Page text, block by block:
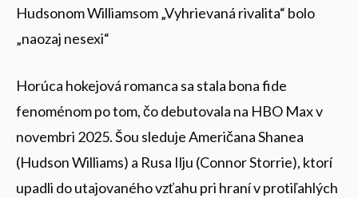
Hudsonom Williamsom „Vyhrievaná rivalita“ bolo
„naozaj nesexi“
Horúca hokejová romanca sa stala bona fide
fenoménom po tom, čo debutovala na HBO Max v
novembri 2025. Šou sleduje Američana Shanea
(Hudson Williams) a Rusa Ilju (Connor Storrie), ktorí
upadli do utajovaného vzťahu pri hraní v protiľahlých